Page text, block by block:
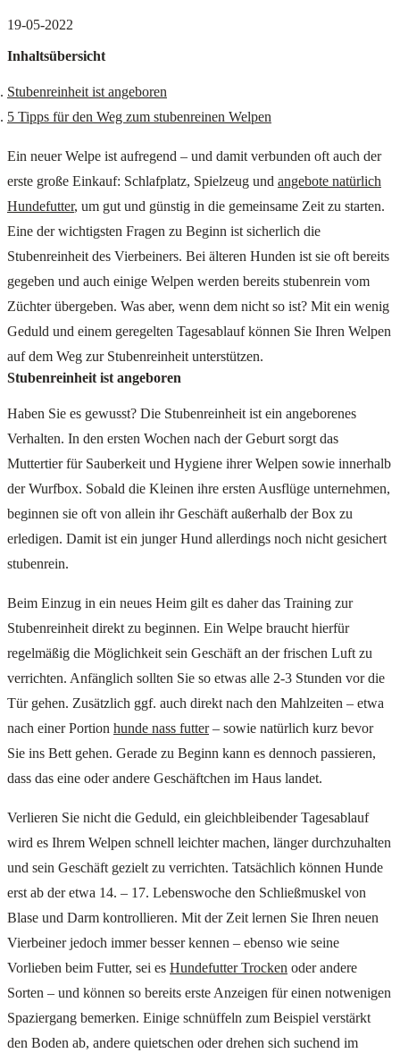
19-05-2022
Inhaltsübersicht
Stubenreinheit ist angeboren
5 Tipps für den Weg zum stubenreinen Welpen
Ein neuer Welpe ist aufregend – und damit verbunden oft auch der
erste große Einkauf: Schlafplatz, Spielzeug und angebote natürlich
Hundefutter, um gut und günstig in die gemeinsame Zeit zu starten.
Eine der wichtigsten Fragen zu Beginn ist sicherlich die
Stubenreinheit des Vierbeiners. Bei älteren Hunden ist sie oft bereits
gegeben und auch einige Welpen werden bereits stubenrein vom
Züchter übergeben. Was aber, wenn dem nicht so ist? Mit ein wenig
Geduld und einem geregelten Tagesablauf können Sie Ihren Welpen
auf dem Weg zur Stubenreinheit unterstützen.
Stubenreinheit ist angeboren
Haben Sie es gewusst? Die Stubenreinheit ist ein angeborenes
Verhalten. In den ersten Wochen nach der Geburt sorgt das
Muttertier für Sauberkeit und Hygiene ihrer Welpen sowie innerhalb
der Wurfbox. Sobald die Kleinen ihre ersten Ausflüge unternehmen,
beginnen sie oft von allein ihr Geschäft außerhalb der Box zu
erledigen. Damit ist ein junger Hund allerdings noch nicht gesichert
stubenrein.
Beim Einzug in ein neues Heim gilt es daher das Training zur
Stubenreinheit direkt zu beginnen. Ein Welpe braucht hierfür
regelmäßig die Möglichkeit sein Geschäft an der frischen Luft zu
verrichten. Anfänglich sollten Sie so etwas alle 2-3 Stunden vor die
Tür gehen. Zusätzlich ggf. auch direkt nach den Mahlzeiten – etwa
nach einer Portion hunde nass futter– sowie natürlich kurz bevor
Sie ins Bett gehen. Gerade zu Beginn kann es dennoch passieren,
dass das eine oder andere Geschäftchen im Haus landet.
Verlieren Sie nicht die Geduld, ein gleichbleibender Tagesablauf
wird es Ihrem Welpen schnell leichter machen, länger durchzuhalten
und sein Geschäft gezielt zu verrichten. Tatsächlich können Hunde
erst ab der etwa 14. – 17. Lebenswoche den Schließmuskel von
Blase und Darm kontrollieren. Mit der Zeit lernen Sie Ihren neuen
Vierbeiner jedoch immer besser kennen – ebenso wie seine
Vorlieben beim Futter, sei es Hundefutter Trocken oder andere
Sorten – und können so bereits erste Anzeigen für einen notwenigen
Spaziergang bemerken. Einige schnüffeln zum Beispiel verstärkt
den Boden ab, andere quietschen oder drehen sich suchend im